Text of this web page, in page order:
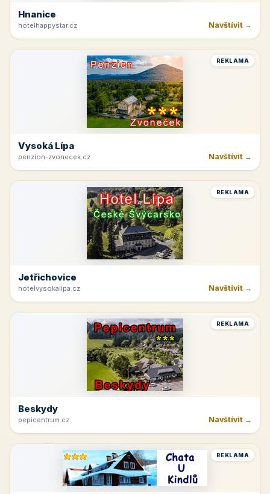
Hnanice
hotelhappystar.cz Navštívit →
REKLAMA
Vysoká Lípa
penzion-zvonecek.cz Navštívit →
REKLAMA
Jetřichovice
hotelvysokalipa.cz Navštívit →
REKLAMA
Beskydy
pepicentrum.cz Navštívit →
REKLAMA